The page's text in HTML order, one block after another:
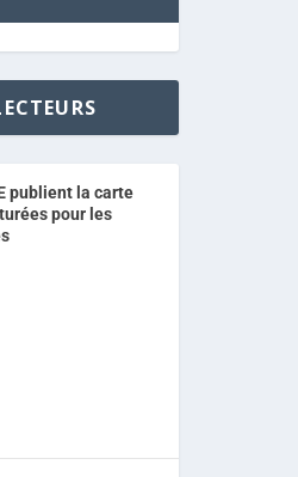
publient la carte
pour les